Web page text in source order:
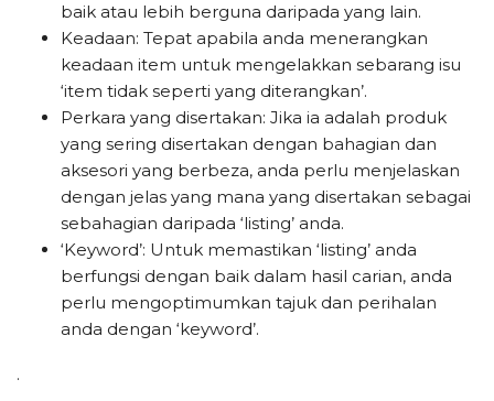
baik atau lebih berguna daripada yang lain.
Keadaan: Tepat apabila anda menerangkan
keadaan item untuk mengelakkan sebarang isu
‘item tidak seperti yang diterangkan’.
Perkara yang disertakan: Jika ia adalah produk
yang sering disertakan dengan bahagian dan
aksesori yang berbeza, anda perlu menjelaskan
dengan jelas yang mana yang disertakan sebagai
sebahagian daripada ‘listing’ anda.
‘Keyword’: Untuk memastikan ‘listing’ anda
berfungsi dengan baik dalam hasil carian, anda
perlu mengoptimumkan tajuk dan perihalan
anda dengan ‘keyword’.
.